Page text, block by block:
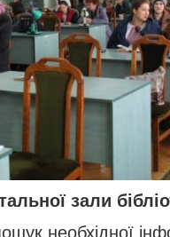
зали
необхідної